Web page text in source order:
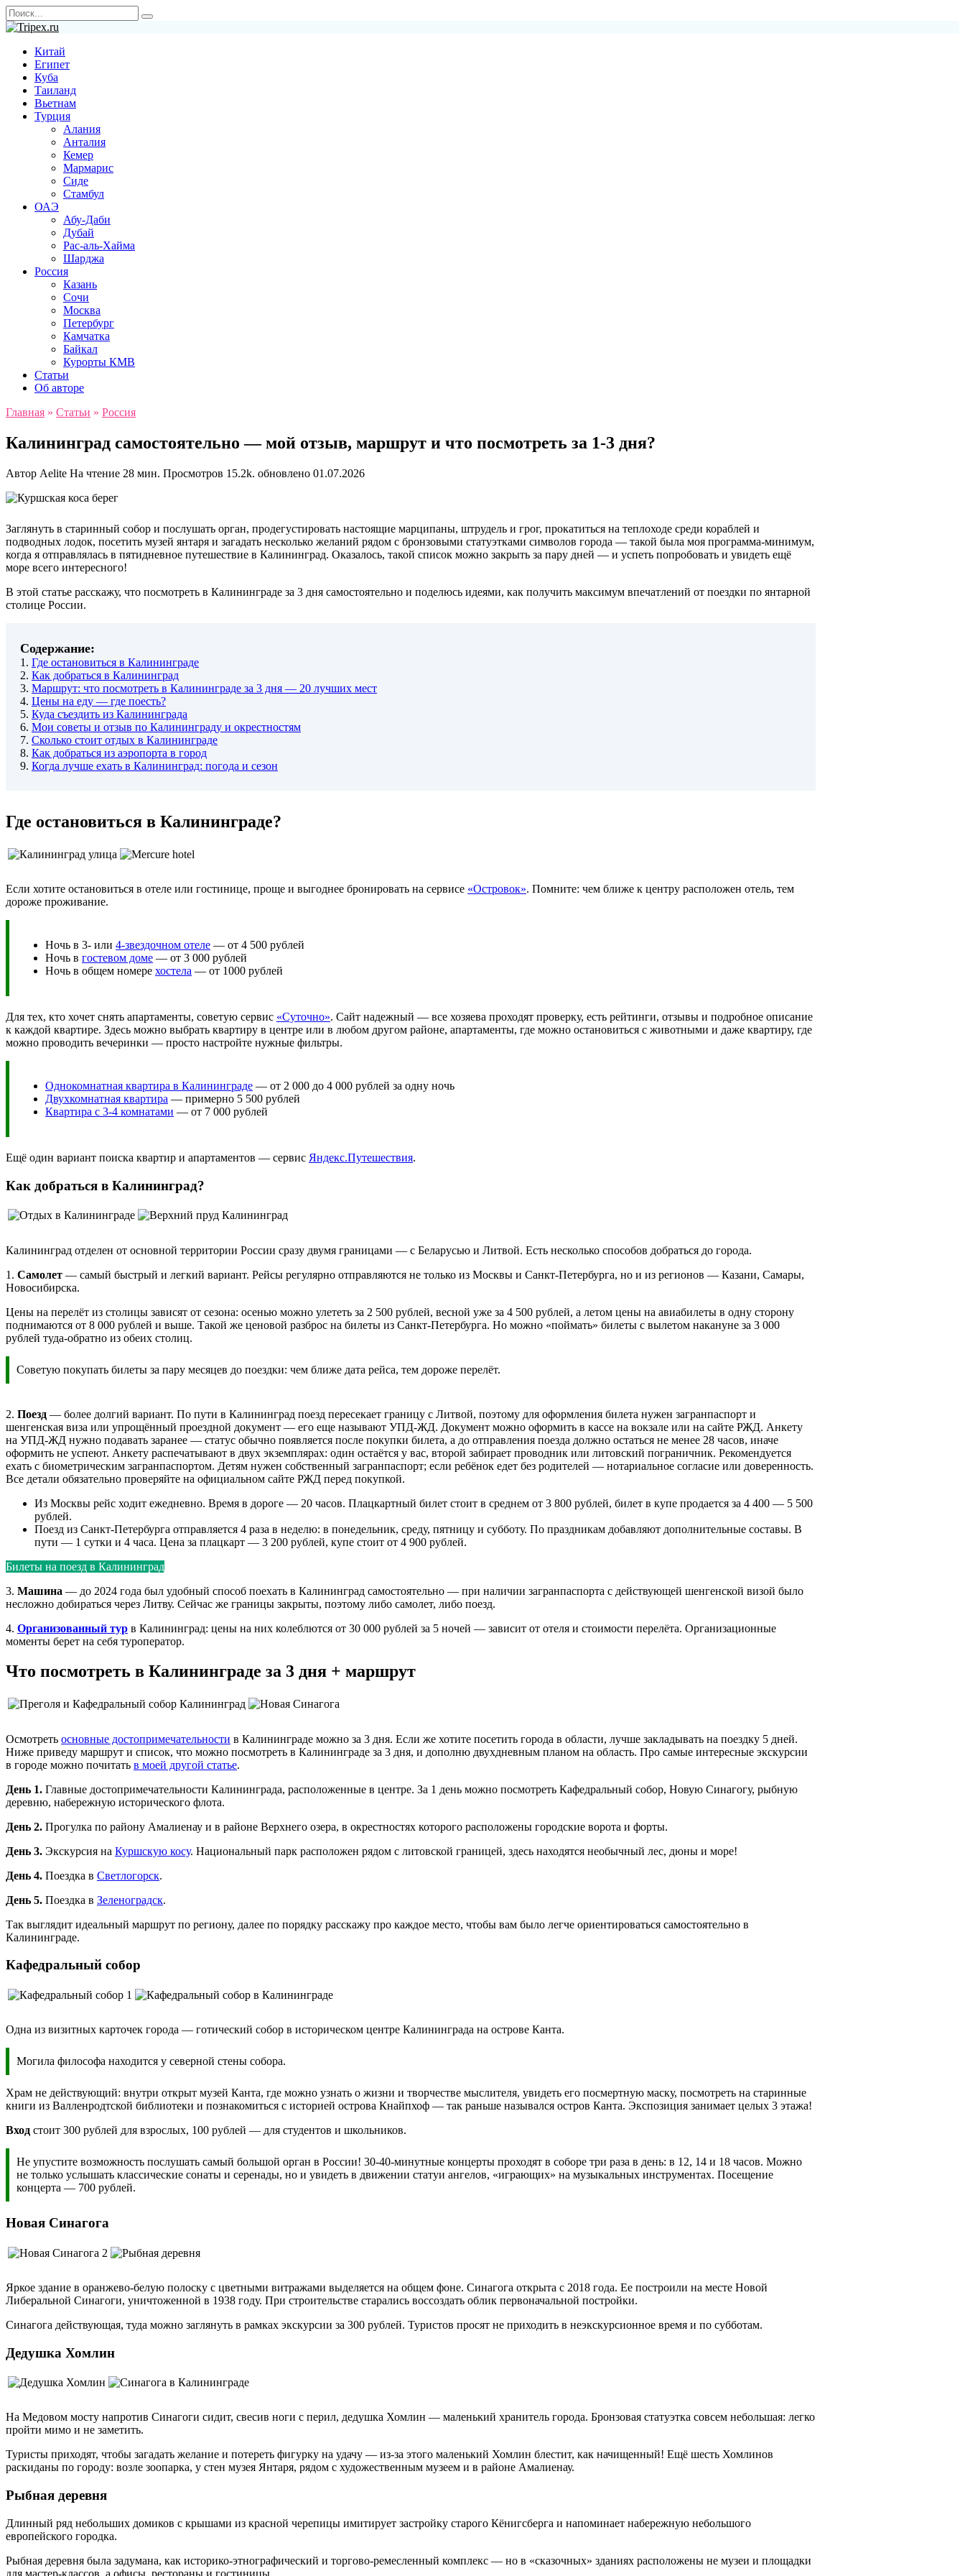
Перейти
к
содержанию
Search
for:
Китай
Египет
Куба
Таиланд
Вьетнам
Турция
Алания
Анталия
Кемер
Мармарис
Сиде
Стамбул
ОАЭ
Абу-Даби
Дубай
Рас-аль-Хайма
Шарджа
Россия
Казань
Сочи
Москва
Петербург
Камчатка
Байкал
Курорты КМВ
Статьи
Об авторе
Главная » Статьи » Россия
Калининград самостоятельно — мой отзыв, маршрут и что посмотреть за 1-3 дня?
Автор Aelite На чтение 28 мин. Просмотров 15.2k. обновлено 01.07.2026
Заглянуть в старинный собор и послушать орган, продегустировать настоящие марципаны, штрудель и грог, прокатиться на теплоходе среди кораблей и
подводных лодок, посетить музей янтаря и загадать несколько желаний рядом с бронзовыми статуэтками символов города — такой была моя программа-минимум,
когда я отправлялась в пятидневное путешествие в Калининград. Оказалось, такой список можно закрыть за пару дней — и успеть попробовать и увидеть ещё
море всего интересного!
В этой статье расскажу, что посмотреть в Калининграде за 3 дня самостоятельно и поделюсь идеями, как получить максимум впечатлений от поездки по янтарной
столице России.
Содержание:
1. Где остановиться в Калининграде
2. Как добраться в Калининград
3. Маршрут: что посмотреть в Калининграде за 3 дня — 20 лучших мест
4. Цены на еду — где поесть?
5. Куда съездить из Калининграда
6. Мои советы и отзыв по Калининграду и окрестностям
7. Сколько стоит отдых в Калининграде
8. Как добраться из аэропорта в город
9. Когда лучше ехать в Калининград: погода и сезон
Где остановиться в Калининграде?
Если хотите остановиться в отеле или гостинице, проще и выгоднее бронировать на сервисе «Островок». Помните: чем ближе к центру расположен отель, тем
дороже проживание.
Ночь в 3- или 4-звездочном отеле — от 4 500 рублей
Ночь в гостевом доме — от 3 000 рублей
Ночь в общем номере хостела — от 1000 рублей
Для тех, кто хочет снять апартаменты, советую сервис «Суточно». Сайт надежный — все хозяева проходят проверку, есть рейтинги, отзывы и подробное описание
к каждой квартире. Здесь можно выбрать квартиру в центре или в любом другом районе, апартаменты, где можно остановиться с животными и даже квартиру, где
можно проводить вечеринки — просто настройте нужные фильтры.
Однокомнатная квартира в Калининграде — от 2 000 до 4 000 рублей за одну ночь
Двухкомнатная квартира — примерно 5 500 рублей
Квартира с 3-4 комнатами — от 7 000 рублей
Ещё один вариант поиска квартир и апартаментов — сервис Яндекс.Путешествия.
Как добраться в Калининград?
Калининград отделен от основной территории России сразу двумя границами — с Беларусью и Литвой. Есть несколько способов добраться до города.
1. Самолет — самый быстрый и легкий вариант. Рейсы регулярно отправляются не только из Москвы и Санкт-Петербурга, но и из регионов — Казани, Самары,
Новосибирска.
Цены на перелёт из столицы зависят от сезона: осенью можно улететь за 2 500 рублей, весной уже за 4 500 рублей, а летом цены на авиабилеты в одну сторону
поднимаются от 8 000 рублей и выше. Такой же ценовой разброс на билеты из Санкт-Петербурга. Но можно «поймать» билеты с вылетом накануне за 3 000
рублей туда-обратно из обеих столиц.
Советую покупать билеты за пару месяцев до поездки: чем ближе дата рейса, тем дороже перелёт.
2. Поезд — более долгий вариант. По пути в Калининград поезд пересекает границу с Литвой, поэтому для оформления билета нужен загранпаспорт и
шенгенская виза или упрощённый проездной документ — его еще называют УПД-ЖД. Документ можно оформить в кассе на вокзале или на сайте РЖД. Анкету
на УПД-ЖД нужно подавать заранее — статус обычно появляется после покупки билета, а до отправления поезда должно остаться не менее 28 часов, иначе
оформить не успеют. Анкету распечатывают в двух экземплярах: один остаётся у вас, второй забирает проводник или литовский пограничник. Рекомендуется
ехать с биометрическим загранпаспортом. Детям нужен собственный загранпаспорт; если ребёнок едет без родителей — нотариальное согласие или доверенность.
Все детали обязательно проверяйте на официальном сайте РЖД перед покупкой.
Из Москвы рейс ходит ежедневно. Время в дороге — 20 часов. Плацкартный билет стоит в среднем от 3 800 рублей, билет в купе продается за 4 400 — 5 500
рублей.
Поезд из Санкт-Петербурга отправляется 4 раза в неделю: в понедельник, среду, пятницу и субботу. По праздникам добавляют дополнительные составы. В
пути — 1 сутки и 4 часа. Цена за плацкарт — 3 200 рублей, купе стоит от 4 900 рублей.
Билеты на поезд в Калининград
3. Машина — до 2024 года был удобный способ поехать в Калининград самостоятельно — при наличии загранпаспорта с действующей шенгенской визой было
несложно добираться через Литву. Сейчас же границы закрыты, поэтому либо самолет, либо поезд.
4. Организованный тур в Калининград: цены на них колеблются от 30 000 рублей за 5 ночей — зависит от отеля и стоимости перелёта. Организационные
моменты берет на себя туроператор.
Что посмотреть в Калининграде за 3 дня + маршрут
Осмотреть основные достопримечательности в Калининграде можно за 3 дня. Если же хотите посетить города в области, лучше закладывать на поездку 5 дней.
Ниже приведу маршрут и список, что можно посмотреть в Калининграде за 3 дня, и дополню двухдневным планом на область. Про самые интересные экскурсии
в городе можно почитать в моей другой статье.
День 1. Главные достопримечательности Калининграда, расположенные в центре. За 1 день можно посмотреть Кафедральный собор, Новую Синагогу, рыбную
деревню, набережную исторического флота.
День 2. Прогулка по району Амалиенау и в районе Верхнего озера, в окрестностях которого расположены городские ворота и форты.
День 3. Экскурсия на Куршскую косу. Национальный парк расположен рядом с литовской границей, здесь находятся необычный лес, дюны и море!
День 4. Поездка в Светлогорск.
День 5. Поездка в Зеленоградск.
Так выглядит идеальный маршрут по региону, далее по порядку расскажу про каждое место, чтобы вам было легче ориентироваться самостоятельно в
Калининграде.
Кафедральный собор
Одна из визитных карточек города — готический собор в историческом центре Калининграда на острове Канта.
Могила философа находится у северной стены собора.
Храм не действующий: внутри открыт музей Канта, где можно узнать о жизни и творчестве мыслителя, увидеть его посмертную маску, посмотреть на старинные
книги из Валленродтской библиотеки и познакомиться с историей острова Кнайпхоф — так раньше назывался остров Канта. Экспозиция занимает целых 3 этажа!
Вход стоит 300 рублей для взрослых, 100 рублей — для студентов и школьников.
Не упустите возможность послушать самый большой орган в России! 30-40-минутные концерты проходят в соборе три раза в день: в 12, 14 и 18 часов. Можно
не только услышать классические сонаты и серенады, но и увидеть в движении статуи ангелов, «играющих» на музыкальных инструментах. Посещение
концерта — 700 рублей.
Новая Синагога
Яркое здание в оранжево-белую полоску с цветными витражами выделяется на общем фоне. Синагога открыта с 2018 года. Ее построили на месте Новой
Либеральной Синагоги, уничтоженной в 1938 году. При строительстве старались воссоздать облик первоначальной постройки.
Синагога действующая, туда можно заглянуть в рамках экскурсии за 300 рублей. Туристов просят не приходить в неэкскурсионное время и по субботам.
Дедушка Хомлин
На Медовом мосту напротив Синагоги сидит, свесив ноги с перил, дедушка Хомлин — маленький хранитель города. Бронзовая статуэтка совсем небольшая: легко
пройти мимо и не заметить.
Туристы приходят, чтобы загадать желание и потереть фигурку на удачу — из-за этого маленький Хомлин блестит, как начищенный! Ещё шесть Хомлинов
раскиданы по городу: возле зоопарка, у стен музея Янтаря, рядом с художественным музеем и в районе Амалиенау.
Рыбная деревня
Длинный ряд небольших домиков с крышами из красной черепицы имитирует застройку старого Кёнигсберга и напоминает набережную небольшого
европейского городка.
Рыбная деревня была задумана, как историко-этнографический и торгово-ремесленный комплекс — но в «сказочных» зданиях расположены не музеи и площадки
для мастер-классов, а офисы, рестораны и гостиницы.